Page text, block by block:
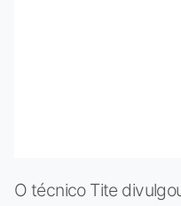
O técnico Tite